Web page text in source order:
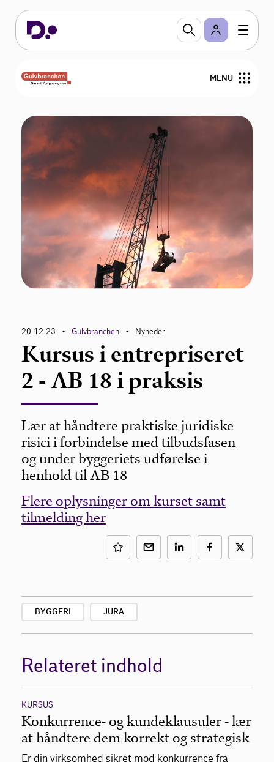
MENU
Nyheder
Arrangementer
Gulvfakta
GVK
For medlemmer
Find medlemmer
Bliv medlem
20.12.23 • Gulvbranchen • Nyheder
Kursus i entrepriseret
2 - AB 18 i praksis
Lær at håndtere praktiske juridiske
risici i forbindelse med tilbudsfasen
og under byggeriets udførelse i
henhold til AB 18
Flere oplysninger om kurset samt
tilmelding her
BYGGERI JURA
Relateret indhold
KURSUS
Konkurrence- og kundeklausuler - lær
at håndtere dem korrekt og strategisk
Er din virksomhed sikret mod konkurrence fra